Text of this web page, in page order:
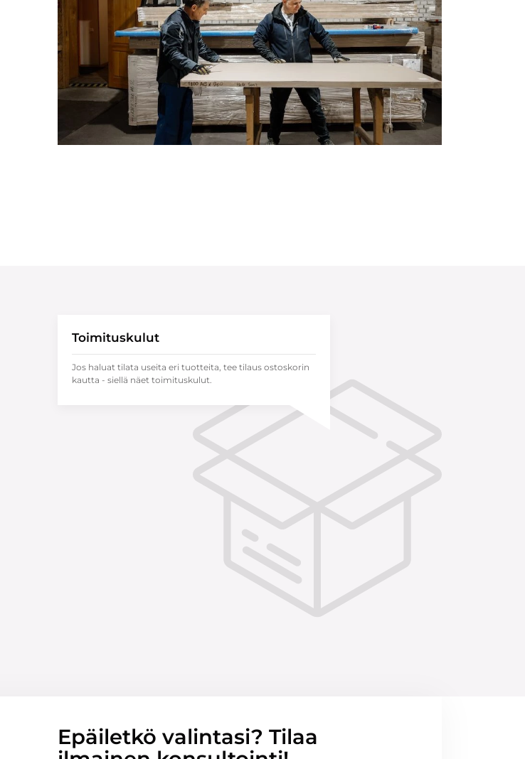
Toimituskulut
Jos haluat tilata useita eri tuotteita, tee tilaus ostoskorin
kautta - siellä näet toimituskulut.
Epäiletkö valintasi? Tilaa